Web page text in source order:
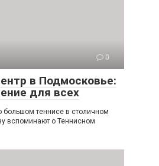
0
в Подмосковье:
для всех
большом теннисе в столичном
вспоминают о Теннисном